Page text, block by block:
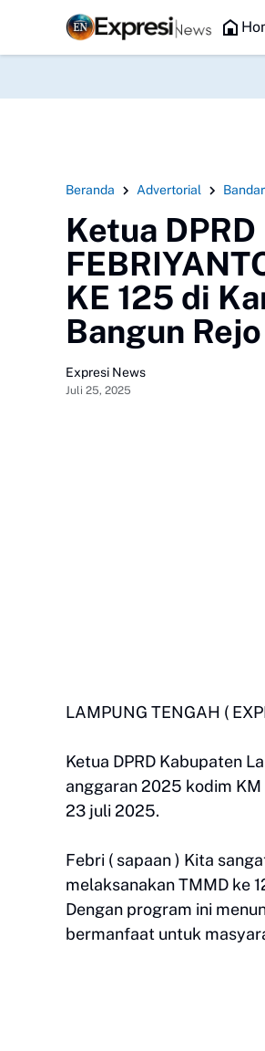
Headline
Perwakilan Ranting (DPRt), dan
Beranda Advertorial
Ketua
KE 125 di
Bangun Rejo
Expresi News
Juli 25, 2025
LAMPUNG TENGAH (
Ketua DPRD Kabupaten
anggaran 2025 kodim
23 juli 2025.
Febri ( sapaan ) Kita
melaksanakan TMMD ke
Dengan program ini
bermanfaat untuk